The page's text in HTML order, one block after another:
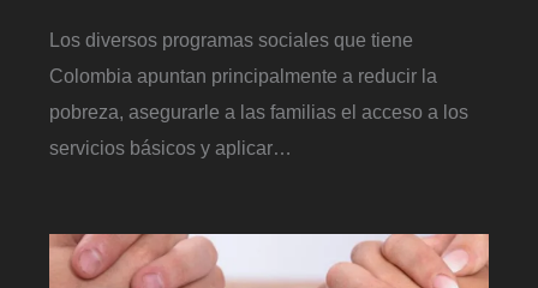
Los diversos programas sociales que tiene
Colombia apuntan principalmente a reducir la
pobreza, asegurarle a las familias el acceso a los
servicios básicos y aplicar…